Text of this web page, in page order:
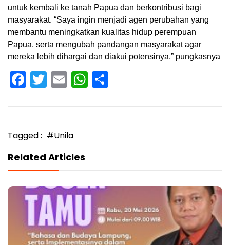
untuk kembali ke tanah Papua dan berkontribusi bagi
masyarakat. “Saya ingin menjadi agen perubahan yang
membantu meningkatkan kualitas hidup perempuan
Papua, serta mengubah pandangan masyarakat agar
mereka lebih dihargai dan diakui potensinya,” pungkasnya
Facebook
Twitter
EmailWhatsApp
Tagged : #Unila
Related Articles